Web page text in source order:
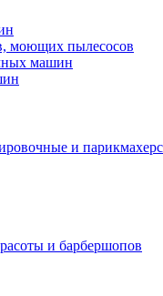
моющих пылесосов
машин
и
и барбершопов